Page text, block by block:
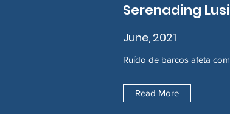
Serenading
June, 2021
Ruído de barcos afeta
Read More